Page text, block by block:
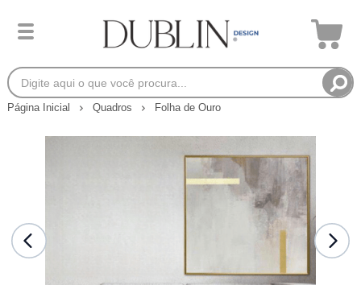
Página Inicial Quadros Folha de Ouro